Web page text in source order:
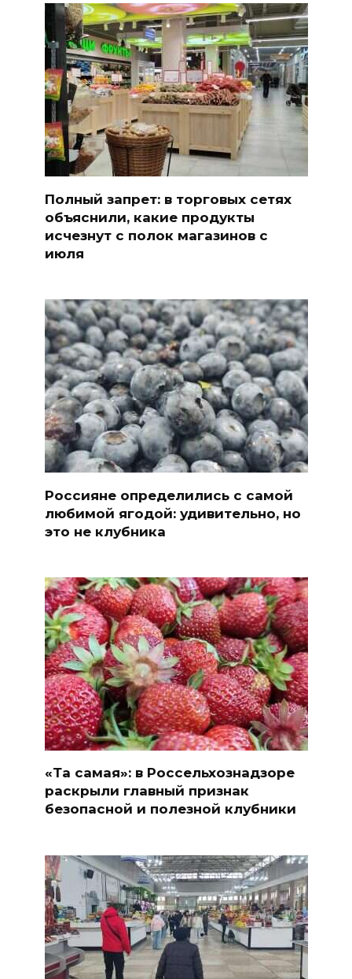
Полный запрет: в торговых сетях
объяснили, какие продукты
исчезнут с полок магазинов с
июля
Россияне определились с самой
любимой ягодой: удивительно, но
это не клубника
«Та самая»: в Россельхознадзоре
раскрыли главный признак
безопасной и полезной клубники